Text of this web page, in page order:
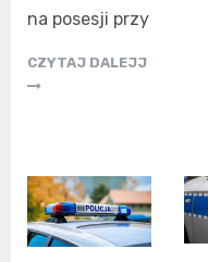
na posesji przy
CZYTAJ DALEJJ